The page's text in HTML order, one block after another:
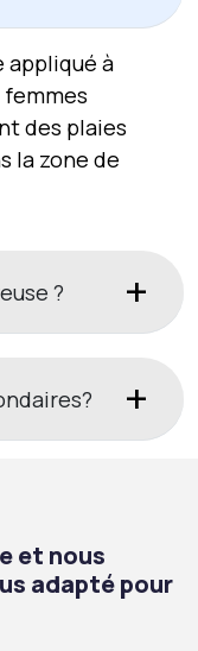
à
des plaies
la zone de
?
et nous
adapté pour